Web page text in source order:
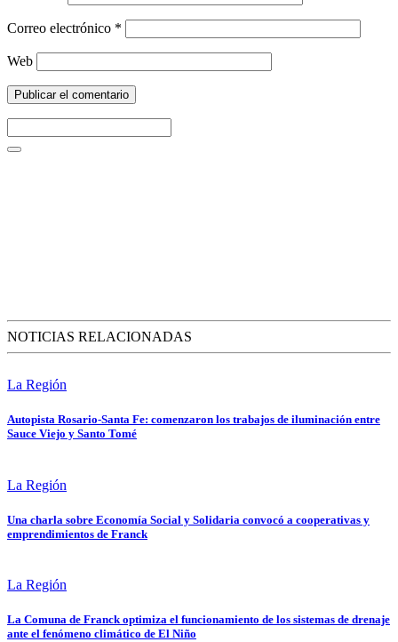
Correo electrónico *
Web
NOTICIAS RELACIONADAS
La Región
Autopista Rosario-Santa Fe: comenzaron los trabajos de iluminación entre
Sauce Viejo y Santo Tomé
La Región
Una charla sobre Economía Social y Solidaria convocó a cooperativas y
emprendimientos de Franck
La Región
La Comuna de Franck optimiza el funcionamiento de los sistemas de drenaje
ante el fenómeno climático de El Niño